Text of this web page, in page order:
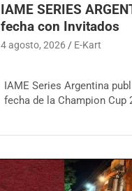
IAME SERIES
fecha con Invitados
4 agosto, 2026 E-Kart
IAME Series Argentina
fecha de la Champion Cup